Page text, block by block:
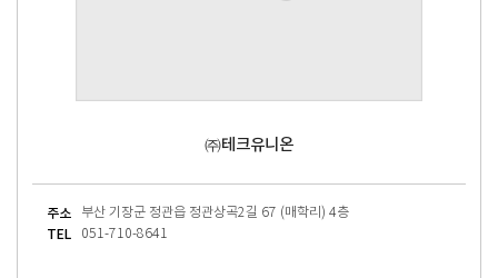
㈜테크유니온
주소 부산 기장군 정관읍 정관상곡2길 67 (매학리) 4층
TEL 051-710-8641